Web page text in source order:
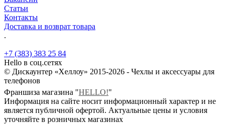
Статьи
Контакты
Доставка и возврат товара
.
+7 (383) 383 25 84
Hello в соц.сетях
© Дискаунтер «Хеллоу» 2015-2026 - Чехлы и аксессуары для
телефонов
Франшиза магазина "HELLO!"
Информация на сайте носит информационный характер и не
является публичной офертой. Актуальные цены и условия
уточняйте в розничных магазинах